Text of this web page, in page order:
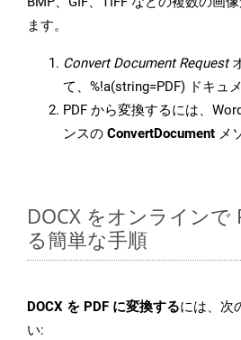
ます。
Convert Document Request
て、%!a(string=PDF) ドキュ
PDF から変換するには、
ンスの ConvertDocument メ
DOCX をオンラインで
る簡単な手順
DOCX を PDF に変換するには、次
い: